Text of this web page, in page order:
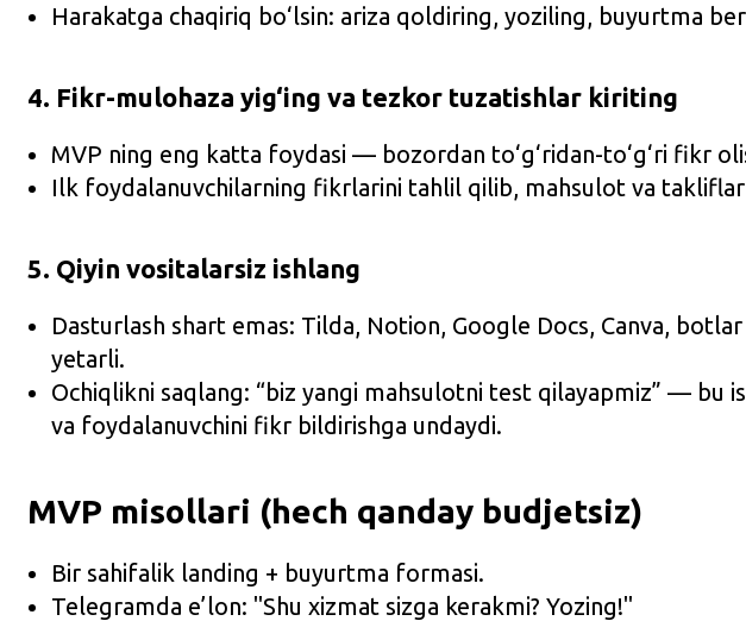
Harakatga chaqiriq bo‘lsin: ariza qoldiring, yoziling, buyurtma
4. Fikr-mulohaza yig‘ing va tezkor tuzatishlar kiriting
MVP ning eng katta foydasi — bozordan to‘g‘ridan-to‘g‘ri fikr
Ilk foydalanuvchilarning fikrlarini tahlil qilib, mahsulot va
5. Qiyin vositalarsiz ishlang
Dasturlash shart emas: Tilda, Notion, Google Docs, Canva,
yetarli.
Ochiqlikni saqlang: “biz yangi mahsulotni test qilayapmiz” — bu
va foydalanuvchini fikr bildirishga undaydi.
MVP misollari (hech qanday budjetsiz)
Bir sahifalik landing + buyurtma formasi.
Telegramda e’lon: "Shu xizmat sizga kerakmi? Yozing!"